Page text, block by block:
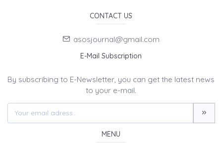
CONTACT US
asosjournal@gmail.com
E-Mail Subscription
By subscribing to E-Newsletter, you can get the latest news
to your e-mail.
MENU